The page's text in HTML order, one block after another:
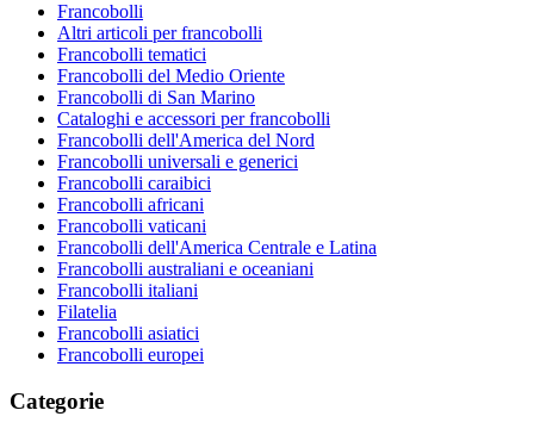
Francobolli
Altri articoli per francobolli
Francobolli tematici
Francobolli del Medio Oriente
Francobolli di San Marino
Cataloghi e accessori per francobolli
Francobolli dell'America del Nord
Francobolli universali e generici
Francobolli caraibici
Francobolli africani
Francobolli vaticani
Francobolli dell'America Centrale e Latina
Francobolli australiani e oceaniani
Francobolli italiani
Filatelia
Francobolli asiatici
Francobolli europei
Categorie